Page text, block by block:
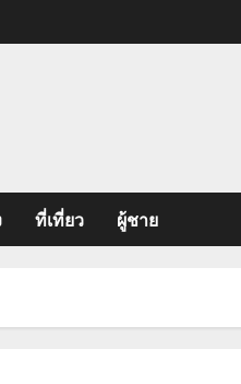
ที่เที่ยว ผู้ชาย